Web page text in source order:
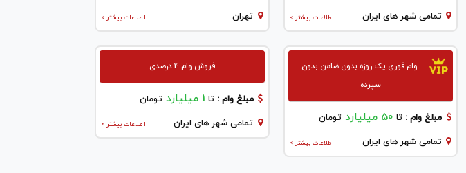
اطلاعات بیشتر > تمامی شهر های ایران اطلاعات بیشتر > تهران
وام فوری یک روزه بدون ضامن بدون
سپرده
مبلغ وام : تا 50 میلیارد تومان
اطلاعات بیشتر > تمامی شهر های ایران
فروش وام 4 درصدی
مبلغ وام :تا 1 میلیارد تومان
اطلاعات بیشتر > تمامی شهر های ایران